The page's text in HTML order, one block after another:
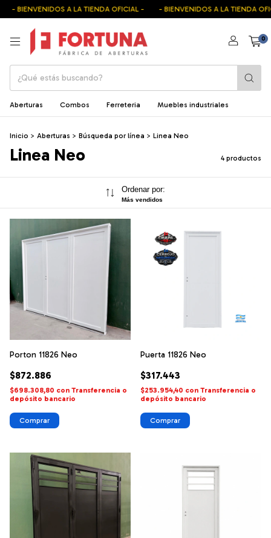
A LA TIENDA OFICIAL - - BIENVENIDOS A LA TIENDA OFICIAL -
0
Aberturas Combos Ferreteria Muebles industriales
Inicio > Aberturas > Búsqueda por línea > Linea Neo
Linea Neo 4 productos
Ordenar por:
Más vendidos
Porton 11826 Neo
$872.886
$698.308,80 con Transferencia o
depósito bancario
Comprar
Puerta 11826 Neo
$317.443
$253.954,40 con Transferencia o
depósito bancario
Comprar